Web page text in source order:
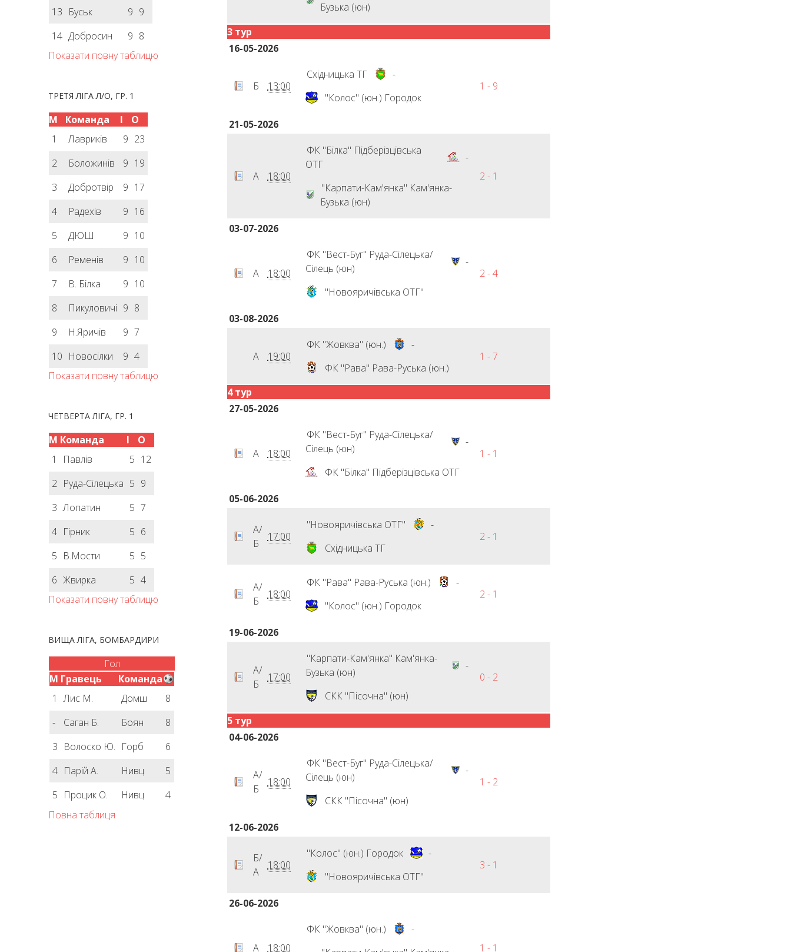
13 Буськ 9 9
14 Добросин 9 8
Показати повну таблицю
ТРЕТЯ ЛІГА Л/О, ГР. 1
М Команда І
О
1
Лавриків 9 23
2
Боложинів 9 19
3
Добротвір 9 17
4
Радехів 9 16
5
ДЮШ 9 10
6
Ременів 9 10
7
В. Білка 9 10
8
Пикуловичі 9 8
9
Н.Яричів 9 7
10 Новосілки 9 4
Показати повну таблицю
ЧЕТВЕРТА ЛІГА, ГР. 1
М Команда І
О
1
Павлів 5 12
2 Руда-Сілецька 5 9
3 Лопатин 5 7
4 Гірник 5 6
5 В.Мости 5 5
6 Жвирка 5 4
Показати повну таблицю
ВИЩА ЛІГА, БОМБАРДИРИ
Гол
М Гравець
Команда
1
Лис М. Домш
8
-
Саган Б. Боян
8
3 Волоско Ю. Горб
6
4 Парій А. Нивц
5
5 Процик О. Нивц
4
Повна таблиця
Бузька (юн)
3 тур
16-05-2026
Б 13:00
Східницька ТГ
-
"Колос" (юн.) Городок
1 - 9
21-05-2026
А 18:00
ФК "Білка" Підберізцівська
ОТГ
-
"Карпати-Кам'янка" Кам'янка-
Бузька (юн)
2 - 1
03-07-2026
А 18:00
ФК "Вест-Буг" Руда-Сілецька/
Сілець (юн)
-
"Новояричівська ОТГ"
2 - 4
03-08-2026
А 19:00
ФК "Жовква" (юн.)
-
ФК "Рава" Рава-Руська (юн.)
1 - 7
4 тур
27-05-2026
А 18:00
ФК "Вест-Буг" Руда-Сілецька/
Сілець (юн)
-
ФК "Білка" Підберізцівська ОТГ
1 - 1
05-06-2026
А/
Б
17:00
"Новояричівська ОТГ"
-
Східницька ТГ
2 - 1
А/
Б
18:00
ФК "Рава" Рава-Руська (юн.)
-
"Колос" (юн.) Городок
2 - 1
19-06-2026
А/
Б
17:00
"Карпати-Кам'янка" Кам'янка-
Бузька (юн)
-
СКК "Пісочна" (юн)
0 - 2
5 тур
04-06-2026
А/
Б
18:00
ФК "Вест-Буг" Руда-Сілецька/
Сілець (юн)
-
СКК "Пісочна" (юн)
1 - 2
12-06-2026
Б/
А
18:00
"Колос" (юн.) Городок
-
"Новояричівська ОТГ"
3 - 1
26-06-2026
А 18:00
ФК "Жовква" (юн.)
-
1 - 1